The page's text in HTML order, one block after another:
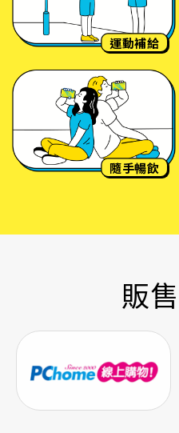
運動補給
隨手暢飲
販